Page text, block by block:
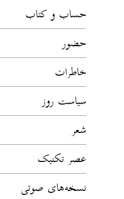
حساب و کتاب
حضور
خاطرات
سیاست روز
شعر
عصر تکنیک
نسخه‌های صوتی